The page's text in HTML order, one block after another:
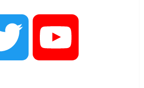
Twitter
NEWS
उत्तराखंड 2026 के सब-कॉन्टेस्ट ‘मिस
आइज़’ एवं ‘मिस ब्यूटीफुल हेयर’ का